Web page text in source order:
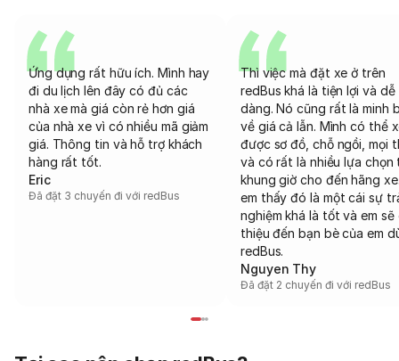
Ứng dụng rất hữu ích. Mình hay
đi du lịch lên đây có đủ các
nhà xe mà giá còn rẻ hơn giá
của nhà xe vì có nhiều mã giảm
giá. Thông tin và hỗ trợ khách
hàng rất tốt.
Eric
Đã đặt 3 chuyến đi với redBus
Thì việc mà đặt xe ở trên
redBus khá là tiện lợi và dễ
dàng. Nó cũng rất là minh
về giá cả lẫn. Mình có thể
được sơ đồ, chỗ ngồi, mọi
và có rất là nhiều lựa chọn
khung giờ cho đến hãng
em thấy đó là một cái sự
nghiệm khá là tốt và em sẽ
thiệu đến bạn bè của em
redBus.
Nguyen Thy
Đã đặt 2 chuyến đi với redBus